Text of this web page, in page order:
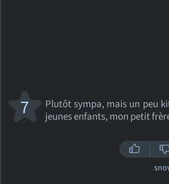
Plutôt sympa, mais un peu
jeunes enfants, mon petit
7